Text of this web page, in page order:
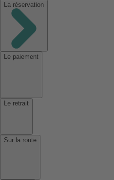
La réservation
Le paiement
Le retrait
Sur la route